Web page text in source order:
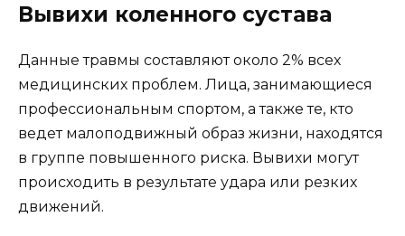
Вывихи коленного сустава
Данные травмы составляют около 2% всех
медицинских проблем. Лица, занимающиеся
профессиональным спортом, а также те, кто
ведет малоподвижный образ жизни, находятся
в группе повышенного риска. Вывихи могут
происходить в результате удара или резких
движений.